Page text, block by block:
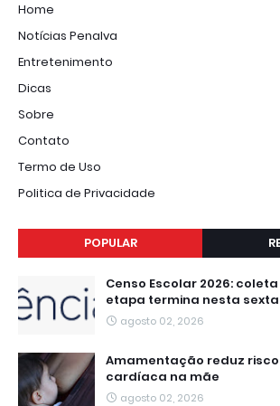
Home
Notícias Penalva
Entretenimento
Dicas
Sobre
Contato
Termo de Uso
Politica de Privacidade
POPULAR
Censo Escolar 2026:
etapa termina nesta sexta
agosto 02, 2026
Amamentação reduz
cardíaca na mãe
agosto 02, 2026